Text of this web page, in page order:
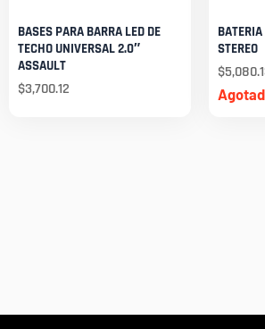
BASES PARA BARRA LED DE
TECHO UNIVERSAL 2.0″
ASSAULT
$3,700.12
STEREO
$